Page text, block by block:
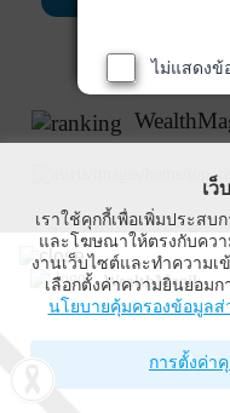
Top Returns
WealthMagik
Wealth
เปิดด้ว
ไม่แสดงข้
เว็
เราใช้คุกกี้เพื่อเพิ่มประส
และโฆษณาให้ตรงกับควา
งานเว็บไซต์และทำความ
เลือกตั้งค่าความยินยอม
นโยบายคุ้มครองข้อมูล
การตั้งค่า